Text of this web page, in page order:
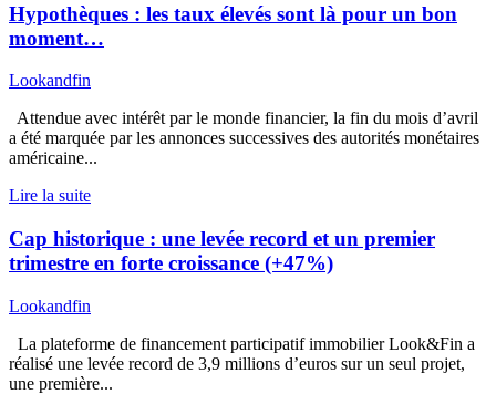
Hypothèques : les taux élevés sont là pour un bon
moment…
Lookandfin
Attendue avec intérêt par le monde financier, la fin du mois d’avril
a été marquée par les annonces successives des autorités monétaires
américaine...
Lire la suite
Cap historique : une levée record et un premier
trimestre en forte croissance (+47%)
Lookandfin
La plateforme de financement participatif immobilier Look&Fin a
réalisé une levée record de 3,9 millions d’euros sur un seul projet,
une première...